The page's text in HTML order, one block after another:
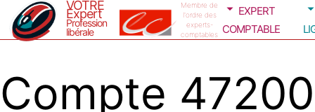
VOTRE
Expert
Profession
libérale
Membre de
l'ordre des
experts-
comptables
expert
comptable
Compte